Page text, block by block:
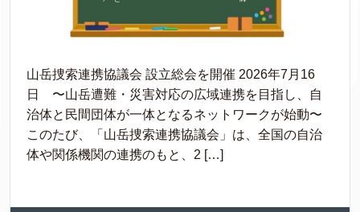
山岳捜索連携協議会 設立総会を開催 2026年7月16
日 〜山岳遭難・災害対応の広域連携を目指し、自
治体と民間団体が一体となるネットワークが始動〜
このたび、「山岳捜索連携協議会」は、全国の自治
体や関係機関の連携のもと、2 […]